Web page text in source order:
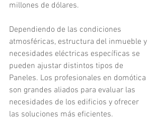
millones de dólares.
Dependiendo de las condiciones
atmosféricas, estructura del inmueble y
necesidades eléctricas específicas se
pueden ajustar distintos tipos de
Paneles. Los profesionales en domótica
son grandes aliados para evaluar las
necesidades de los edificios y ofrecer
las soluciones más eficientes.